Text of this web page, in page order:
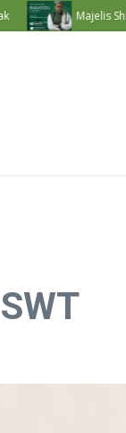
Majelis Sholawat